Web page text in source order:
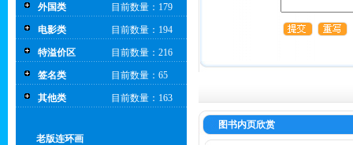
外国类 目前数量：179
电影类 目前数量：194
特溢价区 目前数量：216
签名类 目前数量：65
其他类 目前数量：163
老版连环画
图书内页欣赏